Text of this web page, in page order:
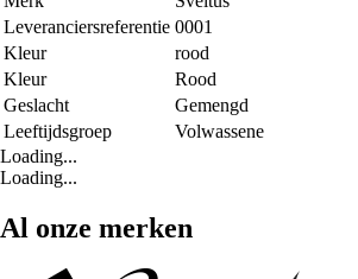
Leveranciersreferentie 0001
Kleur
rood
Kleur
Rood
Geslacht
Gemengd
Leeftijdsgroep
Volwassene
Loading...
Loading...
Al onze merken